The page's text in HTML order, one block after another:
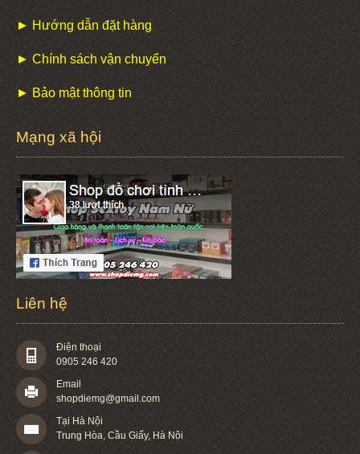
► Hướng dẫn đặt hàng
► Chính sách vận chuyển
► Bảo mật thông tin
Mạng xã hội
Liên hệ
Điện thoại
0905 246 420
Email
shopdiemg@gmail.com
Tại Hà Nội
Trung Hòa, Cầu Giấy, Hà Nội